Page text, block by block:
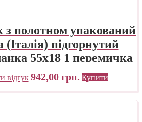
з полотном упакований
(Італія) підгорнутий
55х18 1 перемичка
Трек Україна
відгук 942,00 грн. Купити